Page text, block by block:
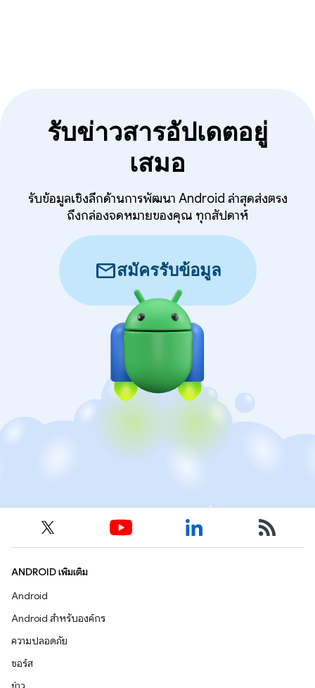
รับข่าวสารอัปเดตอยู่
เสมอ
รับข้อมูลเชิงลึกด้านการพัฒนา Android ล่าสุดส่งตรง
ถึงกล่องจดหมายของคุณ ทุกสัปดาห์
mailสมัครรับข้อมูล
ANDROID เพิ่มเติม
Android
Android สำหรับองค์กร
ความปลอดภัย
ซอร์ส